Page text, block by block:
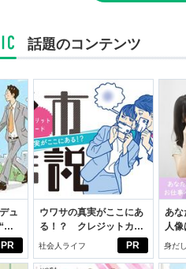
話題のコンテンツ
PR
ュ
ジ
PR
ウワサの真実がここにあ
る！？ クレジットカー
ドの都市伝説
社会人ライフ
あな
人像
び
身だ
スア